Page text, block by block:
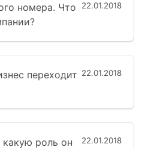
22.01.2018
номера. Что
22.01.2018
переходит
22.01.2018
какую роль он